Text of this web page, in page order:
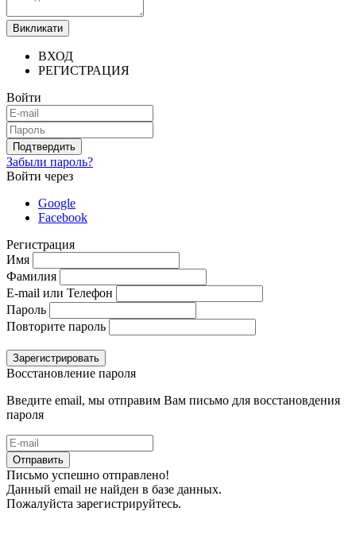
Викликати
ВХОД
РЕГИСТРАЦИЯ
Войти
Подтвердить
Забыли пароль?
Войти через
Google
Facebook
Регистрация
Имя
Фамилия
E-mail или Телефон
Пароль
Повторите пароль
Зарегистрировать
Восстановление пароля
Введите email, мы отправим Вам письмо для восстановдения
пароля
Отправить
Письмо успешно отправлено!
Данный email не найден в базе данных.
Пожалуйста зарегистрируйтесь.